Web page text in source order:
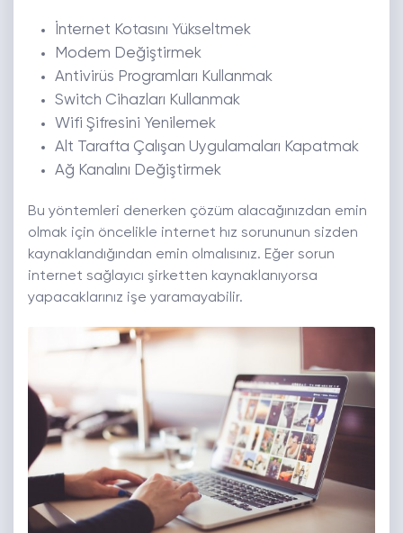
İnternet Kotasını Yükseltmek
Modem Değiştirmek
Antivirüs Programları Kullanmak
Switch Cihazları Kullanmak
Wifi Şifresini Yenilemek
Alt Tarafta Çalışan Uygulamaları Kapatmak
Ağ Kanalını Değiştirmek
Bu yöntemleri denerken çözüm alacağınızdan emin
olmak için öncelikle internet hız sorununun sizden
kaynaklandığından emin olmalısınız. Eğer sorun
internet sağlayıcı şirketten kaynaklanıyorsa
yapacaklarınız işe yaramayabilir.